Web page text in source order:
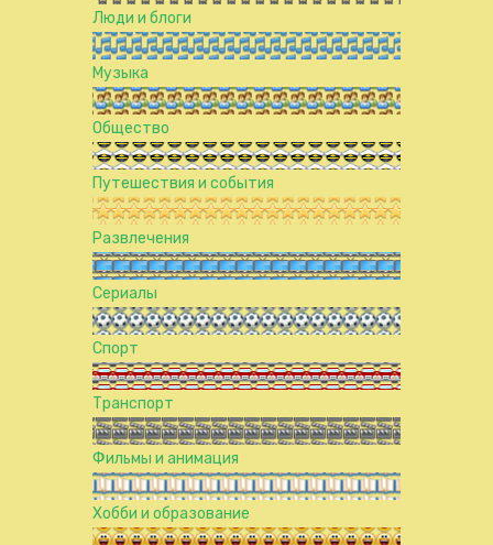
Люди и блоги
Музыка
Общество
Путешествия и события
Развлечения
Сериалы
Спорт
Транспорт
Фильмы и анимация
Хобби и образование